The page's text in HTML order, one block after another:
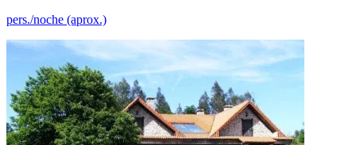
pers./noche (aprox.)